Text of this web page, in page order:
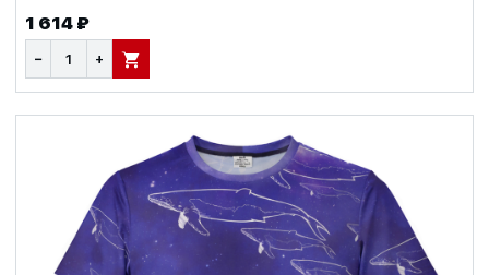
1 614 ₽
− + В КОРЗИНУ